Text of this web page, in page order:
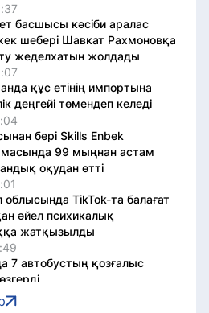
басшысы кәсіби аралас
шебері Шавкат Рахмоновқа
жеделхатын жолдады
құс етінің импортына
деңгейі төмендеп келеді
бері Skills Enbek
99 мыңнан астам
оқудан өтті
TikTok-та балағат
әйел психикалық
жатқызылды
7 автобустың қозғалыс